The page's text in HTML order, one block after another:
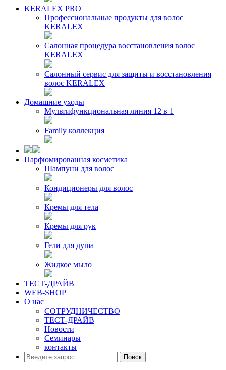
KERALEX PRO
Профессиональные продукты для волос
KERALEX
Салонная процедура восстановления волос
KERALEX
Салонный сервис для защиты и восстановления
волос KERALEX
Домашние уходы
Мультифункциональная линия 12 в 1
Family коллекция
Парфюмированная косметика
Шампуни для волос
Кондиционеры для волос
Кремы для тела
Кремы для рук
Гели для душа
Жидкое мыло
ТЕСТ-ДРАЙВ
WEB-SHOP
О нас
СОТРУДНИЧЕСТВО
ТЕСТ-ДРАЙВ
Новости
Семинары
контакты
Поиск